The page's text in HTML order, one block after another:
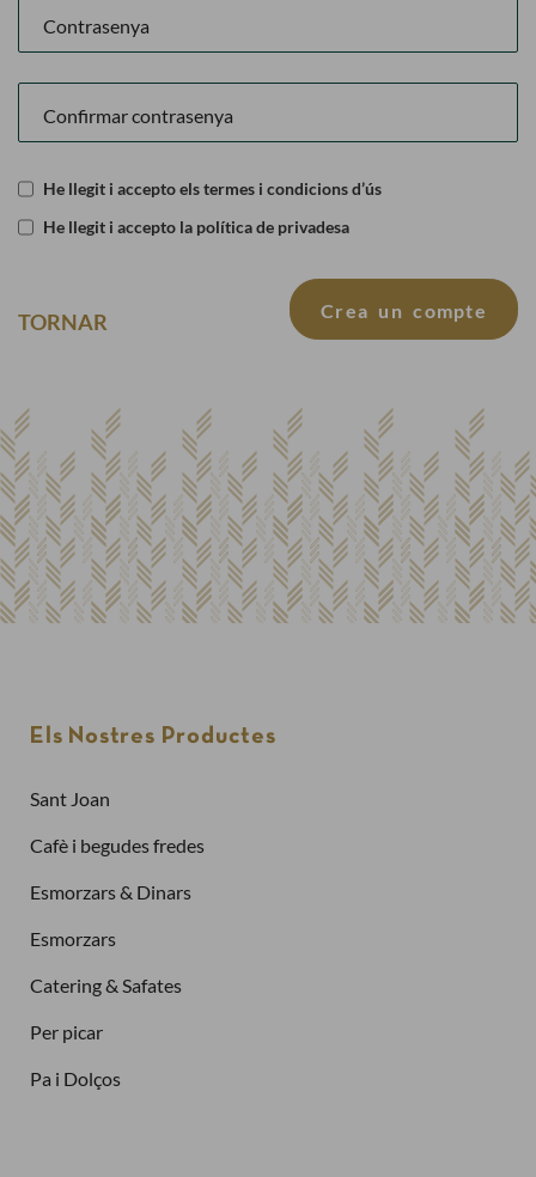
He llegit i accepto els termes i condicions d’ús
He llegit i accepto la política de privadesa
Crea un compte
TORNAR
Els Nostres Productes
Sant Joan
Cafè i begudes fredes
Esmorzars & Dinars
Esmorzars
Catering & Safates
Per picar
Pa i Dolços
Finalitzar la compra com a